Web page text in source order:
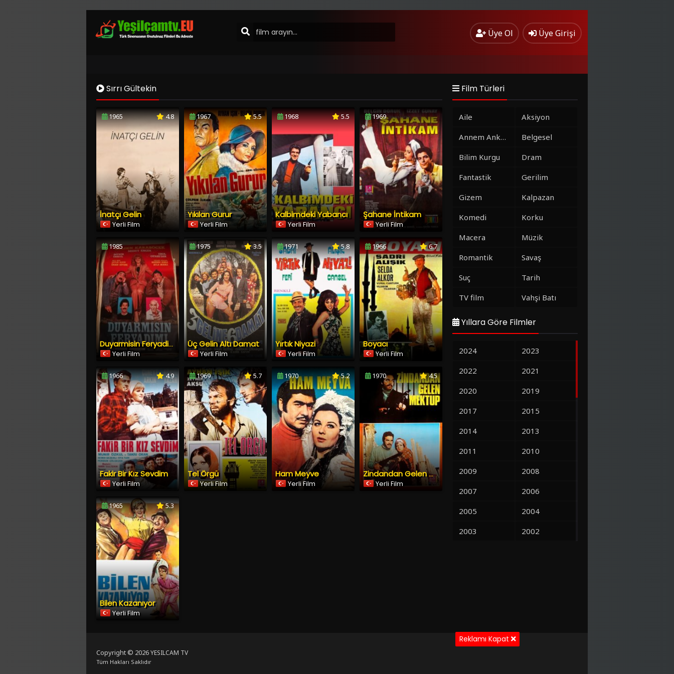
Üye Ol Üye Girişi
Sırrı Gültekin
1965 4.8
İnatçı Gelin
Yerli Film
1967 5.5
Yıkılan Gurur
Yerli Film
1968 5.5
Kalbimdeki Yabancı
Yerli Film
1969
Şahane İntikam
Yerli Film
1985
Duyarmisin Feryadimi
Yerli Film
1975 3.5
Üç Gelin Altı Damat
Yerli Film
1971 5.8
Yırtık Niyazi
Yerli Film
1966 6.7
Boyacı
Yerli Film
1966 4.9
Fakir Bir Kız Sevdim
Yerli Film
1969 5.7
Tel Örgü
Yerli Film
1970 5.2
Ham Meyve
Yerli Film
1970 4.5
Zindandan Gelen Mektup
Yerli Film
1965 5.3
Bilen Kazanıyor
Yerli Film
Film Türleri
Aile
Aksiyon
Annem Ankara
Belgesel
Bilim Kurgu
Dram
Fantastik
Gerilim
Gizem
Kalpazan
Komedi
Korku
Macera
Müzik
Romantik
Savaş
Suç
Tarih
TV film
Vahşi Batı
Yıllara Göre Filmler
2024
2023
2022
2021
2020
2019
2017
2015
2014
2013
2011
2010
2009
2008
2007
2006
2005
2004
2003
2002
1991
Copyright © 2026YESILCAM TV
Tüm Hakları Saklıdır
Reklamı Kapat